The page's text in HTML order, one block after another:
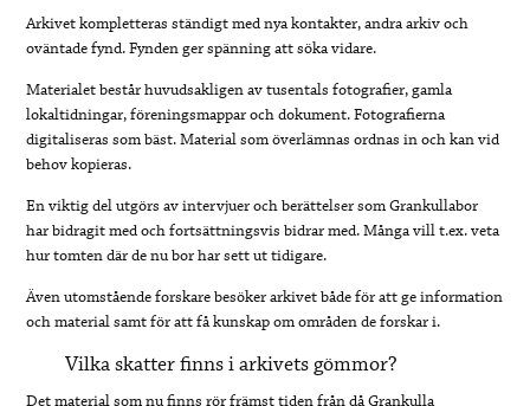
Arkivet kompletteras ständigt med nya kontakter, andra arkiv och
oväntade fynd. Fynden ger spänning att söka vidare.
Materialet består huvudsakligen av tusentals fotografier, gamla
lokaltidningar, föreningsmappar och dokument. Fotografierna
digitaliseras som bäst. Material som överlämnas ordnas in och kan vid
behov kopieras.
En viktig del utgörs av intervjuer och berättelser som Grankullabor
har bidragit med och fortsättningsvis bidrar med. Många vill t.ex. veta
hur tomten där de nu bor har sett ut tidigare.
Även utomstående forskare besöker arkivet både för att ge information
och material samt för att få kunskap om områden de forskar i.
Vilka skatter finns i arkivets gömmor?
Det material som nu finns rör främst tiden från då Grankulla